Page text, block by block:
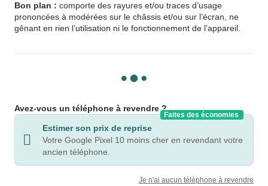
Bon plan : comporte des rayures et/ou traces d’usage
prononcées à modérées sur le châssis et/ou sur l’écran, ne
gênant en rien l’utilisation ni le fonctionnement de l’appareil.
Avez-vous un téléphone à revendre ?
Estimer son prix de reprise
Votre Google Pixel 10 moins cher en revendant votre
ancien téléphone.
Faites des économies
Je n'ai aucun téléphone à revendre